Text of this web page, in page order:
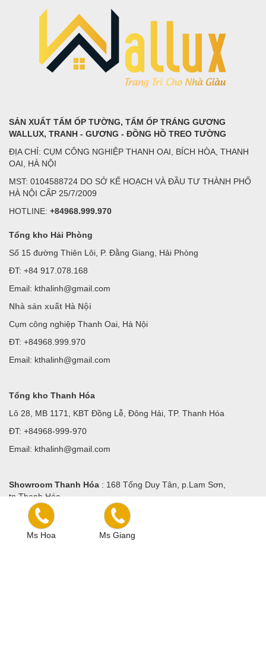
SẢN XUẤT TẤM ỐP TƯỜNG, TẤM ỐP TRÁNG GƯƠNG
WALLUX, TRANH - GƯƠNG - ĐỒNG HỒ TREO TƯỜNG
ĐỊA CHỈ: CỤM CÔNG NGHIỆP THANH OAI, BÍCH HÒA, THANH
OAI, HÀ NỘI
MST: 0104588724 DO SỞ KẾ HOẠCH VÀ ĐẦU TƯ THÀNH PHỐ
HÀ NỘI CẤP 25/7/2009
HOTLINE: +84968.999.970
Tổng kho Hải Phòng
Số 15 đường Thiên Lôi, P. Đằng Giang, Hải Phòng
ĐT: +84 917.078.168
Email: kthalinh@gmail.com
Nhà sản xuất Hà Nội
Cụm công nghiệp Thanh Oai, Hà Nội
ĐT: +84968.999.970
Email: kthalinh@gmail.com
Tổng kho Thanh Hóa
Lô 28, MB 1171, KBT Đồng Lễ, Đông Hải, TP. Thanh Hóa
ĐT: +84968-999-970
Email: kthalinh@gmail.com
Showroom Thanh Hóa : 168 Tống Duy Tân, p.Lam Sơn,
tp.Thanh Hóa
ĐT: +84968-999-970
Ms Hoa Ms Giang